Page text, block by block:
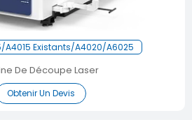
A4015 Existants/A4020/A6025
De Découpe Laser
Obtenir Un Devis